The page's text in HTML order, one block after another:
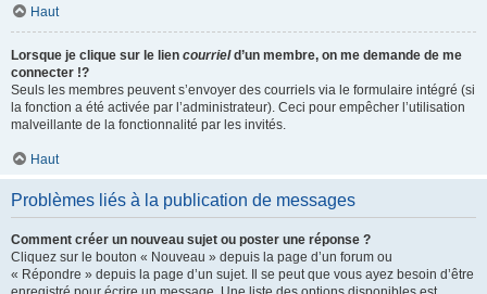
Haut
Lorsque je clique sur le lien courrield’un membre, on me demande de me
connecter !?
Seuls les membres peuvent s’envoyer des courriels via le formulaire intégré (si
la fonction a été activée par l’administrateur). Ceci pour empêcher l’utilisation
malveillante de la fonctionnalité par les invités.
Haut
Problèmes liés à la publication de messages
Comment créer un nouveau sujet ou poster une réponse ?
Cliquez sur le bouton « Nouveau » depuis la page d’un forum ou
« Répondre » depuis la page d’un sujet. Il se peut que vous ayez besoin d’être